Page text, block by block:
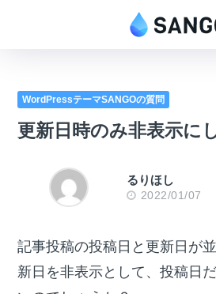
WordPressテーマSANGOの質問
更新日時のみ非表示に
るりほし
2022/01/07
記事投稿の投稿日と更新日が
新日を非表示として、投稿日